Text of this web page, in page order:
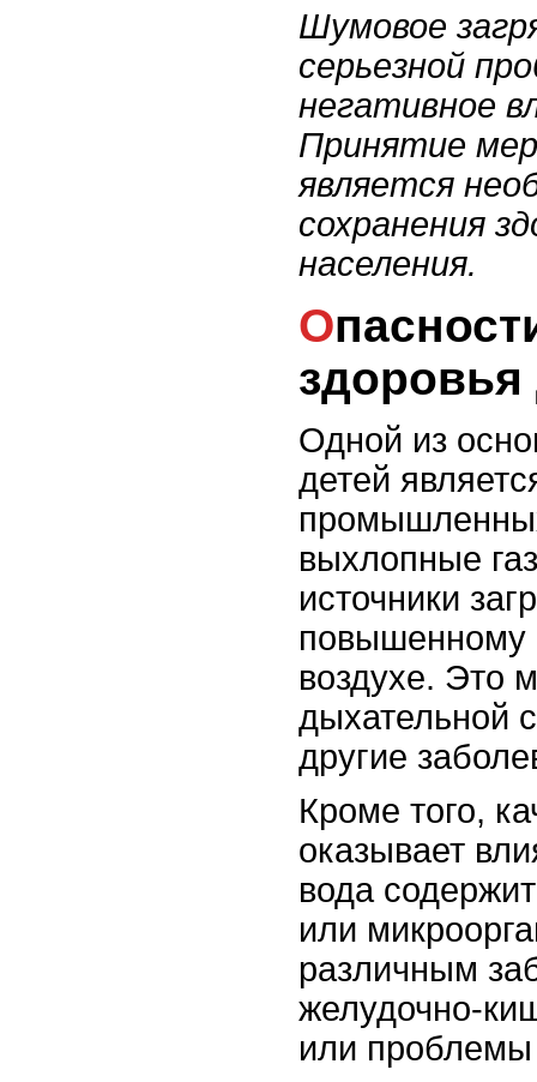
Шумовое
серьезной
негативное
Принятие
является
сохранения
населения.
Опасности плохой экологии для
здоровья
Одной из
детей
выхлопные
источники
повышенному
воздухе. Это
дыхательной
другие
Кроме того,
оказывает
вода
или
различным
желудочно-
или